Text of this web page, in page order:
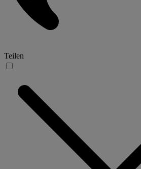
Teilen